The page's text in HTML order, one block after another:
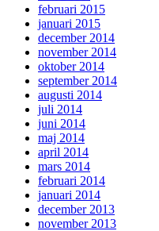
februari 2015
januari 2015
december 2014
november 2014
oktober 2014
september 2014
augusti 2014
juli 2014
juni 2014
maj 2014
april 2014
mars 2014
februari 2014
januari 2014
december 2013
november 2013